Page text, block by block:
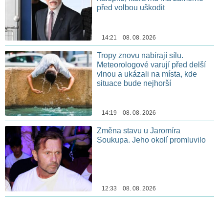
před volbou uškodit
14:21 08. 08. 2026
Tropy znovu nabírají sílu.
Meteorologové varují před delší
vlnou a ukázali na místa, kde
situace bude nejhorší
14:19 08. 08. 2026
Změna stavu u Jaromíra
Soukupa. Jeho okolí promluvilo
12:33 08. 08. 2026